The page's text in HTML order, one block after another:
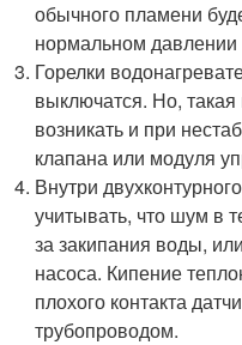
обычного пламени
нормальном давлении
Горелки
выключатся. Но,
возникать и при
клапана или модуля
Внутри
учитывать, что шум в
за закипания воды,
насоса. Кипение
плохого контакта
трубопроводом.